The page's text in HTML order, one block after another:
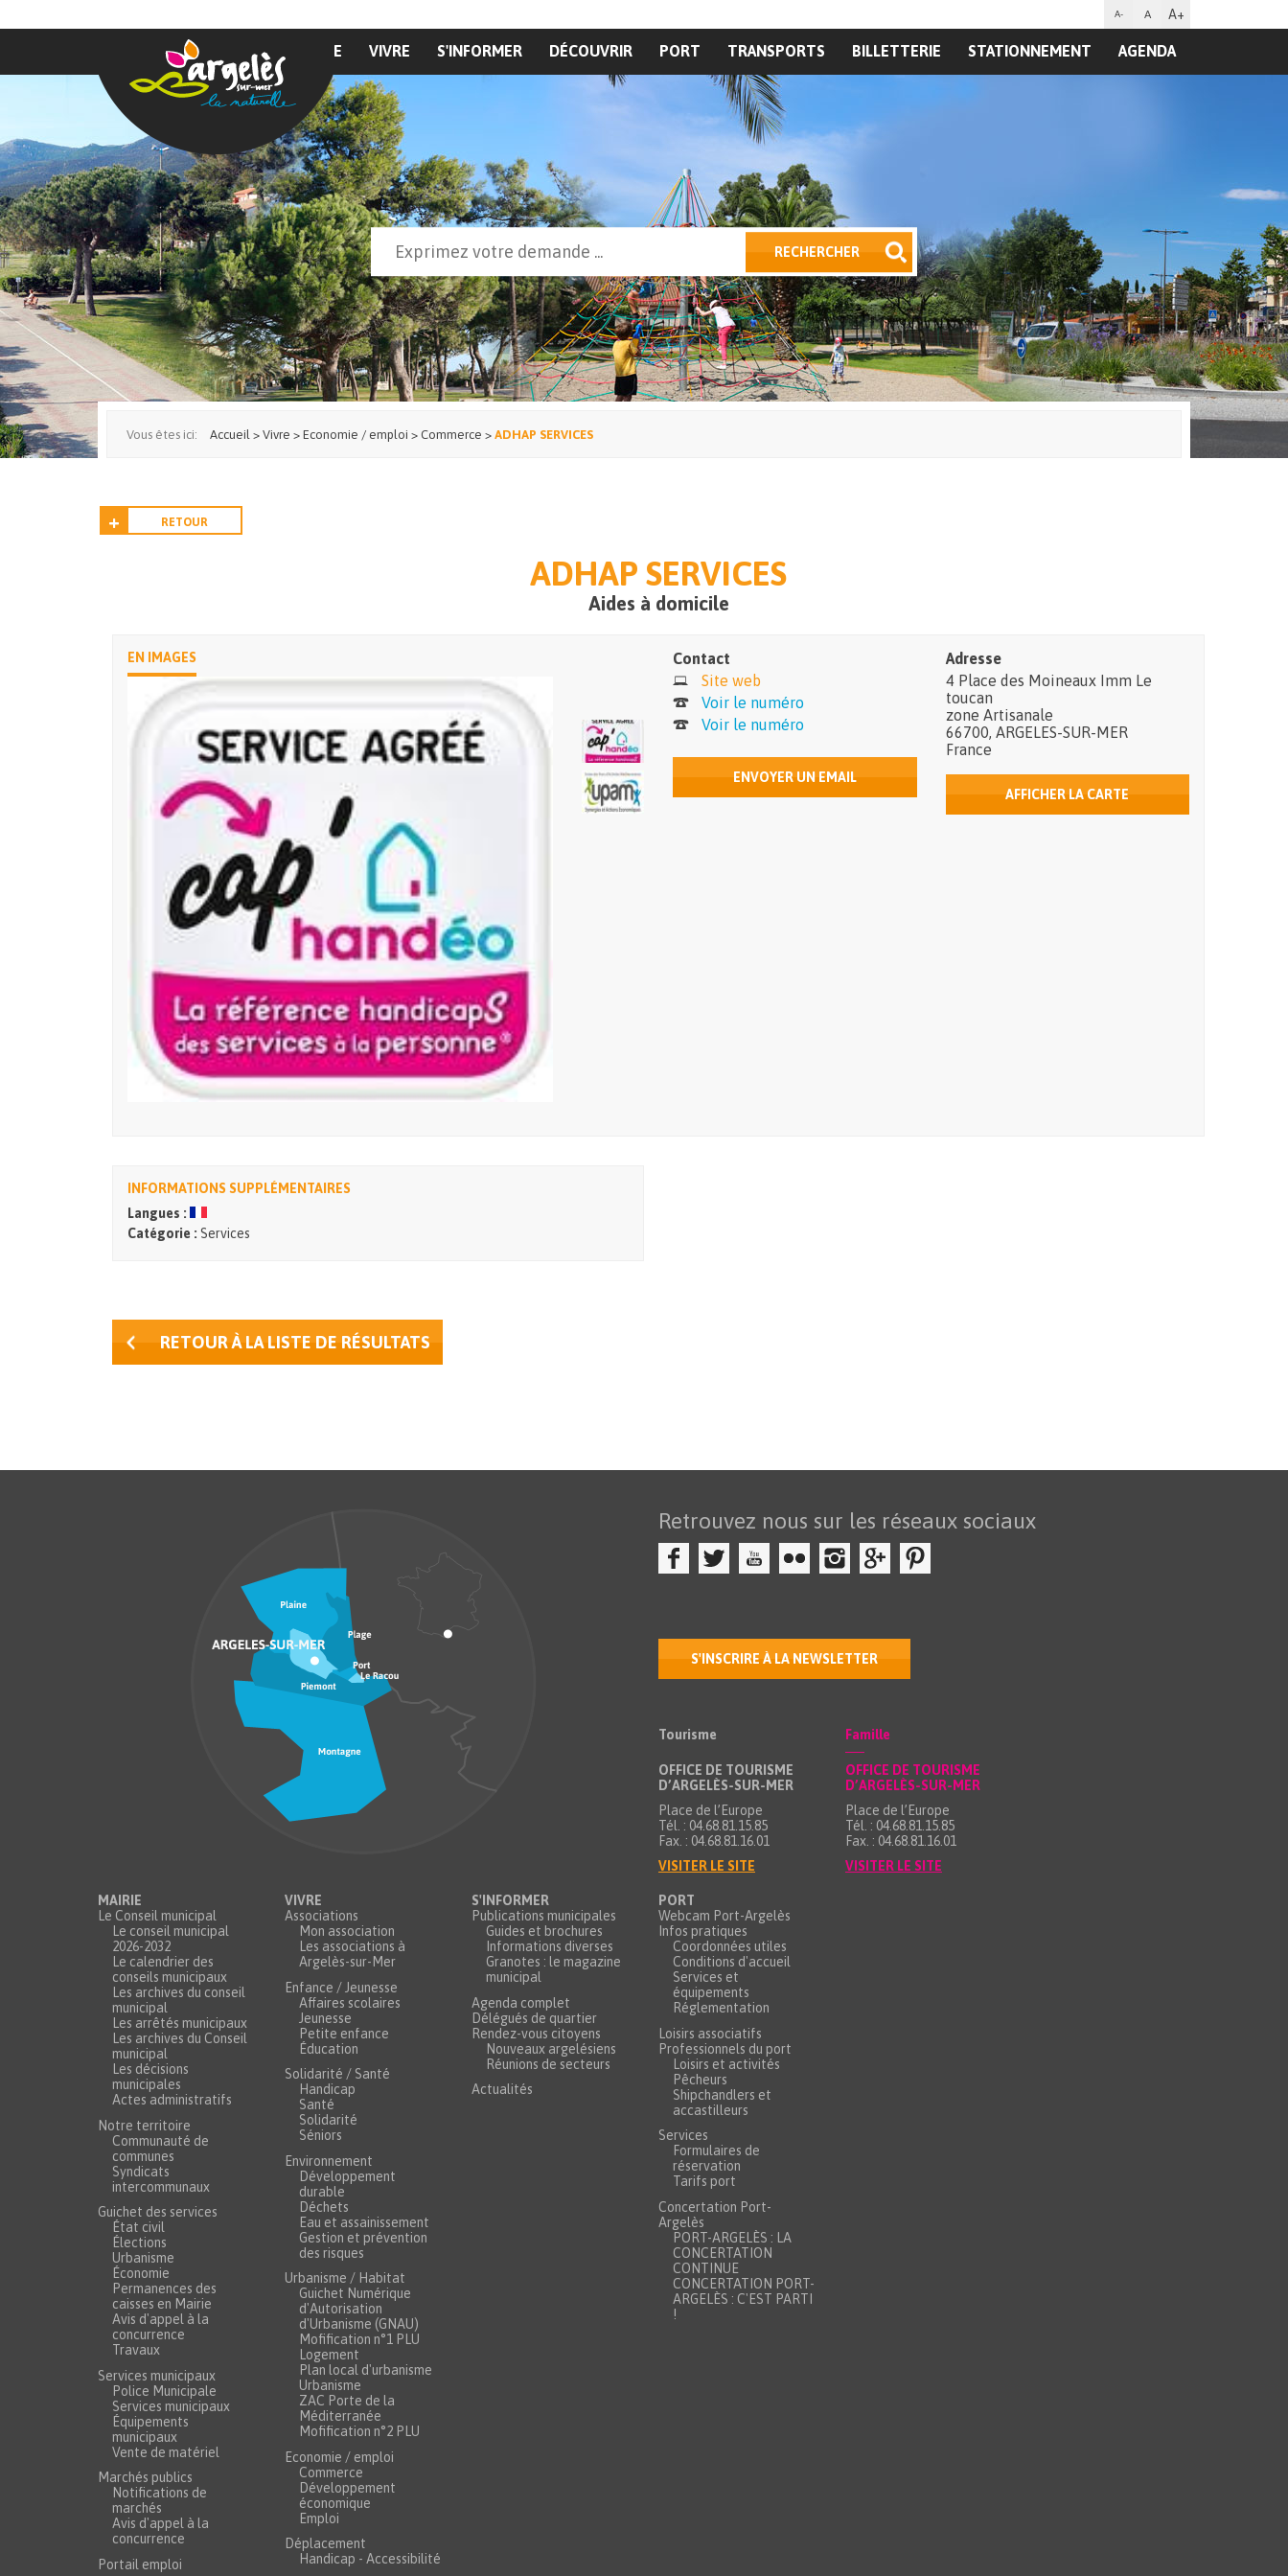
A- A A+
MAIRIE VIVRE S'INFORMER DÉCOUVRIR PORT TRANSPORTS BILLETTERIE STATIONNEMENT AGENDA
Formulaire de recherche RECHERCHER
Vous êtes ici: Accueil > Vivre > Economie / emploi > Commerce > ADHAP SERVICES
RETOUR
ADHAP SERVICES
Aides à domicile
EN IMAGES
Contact
Site web
Voir le numéro
Voir le numéro
ENVOYER UN EMAIL
Adresse
4 Place des Moineaux Imm Le
toucan
zone Artisanale
66700, ARGELES-SUR-MER
France
AFFICHER LA CARTE
INFORMATIONS SUPPLÉMENTAIRES
Langues :
Catégorie : Services
RETOUR À LA LISTE DE RÉSULTATS
Retrouvez nous sur les réseaux sociaux
S'INSCRIRE À LA NEWSLETTER
Tourisme
OFFICE DE TOURISME
D’ARGELÈS-SUR-MER
Place de l’Europe
Tél. : 04.68.81.15.85
Fax. : 04.68.81.16.01
VISITER LE SITE
Famille
OFFICE DE TOURISME
D’ARGELÈS-SUR-MER
Place de l’Europe
Tél. : 04.68.81.15.85
Fax. : 04.68.81.16.01
VISITER LE SITE
MAIRIE
Le Conseil municipal
Le conseil municipal
2026-2032
Le calendrier des
conseils municipaux
Les archives du conseil
municipal
Les arrêtés municipaux
Les archives du Conseil
municipal
Les décisions
municipales
Actes administratifs
Notre territoire
Communauté de
communes
Syndicats
intercommunaux
Guichet des services
État civil
Élections
Urbanisme
Économie
Permanences des
caisses en Mairie
Avis d'appel à la
concurrence
Travaux
Services municipaux
Police Municipale
Services municipaux
Équipements
municipaux
Vente de matériel
Marchés publics
Notifications de
marchés
Avis d'appel à la
concurrence
Portail emploi
VIVRE
Associations
Mon association
Les associations à
Argelès-sur-Mer
Enfance / Jeunesse
Affaires scolaires
Jeunesse
Petite enfance
Éducation
Solidarité / Santé
Handicap
Santé
Solidarité
Séniors
Environnement
Développement
durable
Déchets
Eau et assainissement
Gestion et prévention
des risques
Urbanisme / Habitat
Guichet Numérique
d'Autorisation
d'Urbanisme (GNAU)
Mofification n°1 PLU
Logement
Plan local d'urbanisme
Urbanisme
ZAC Porte de la
Méditerranée
Mofification n°2 PLU
Economie / emploi
Commerce
Développement
économique
Emploi
Déplacement
Handicap - Accessibilité
S'INFORMER
Publications municipales
Guides et brochures
Informations diverses
Granotes : le magazine
municipal
Agenda complet
Délégués de quartier
Rendez-vous citoyens
Nouveaux argelésiens
Réunions de secteurs
Actualités
PORT
Webcam Port-Argelès
Infos pratiques
Coordonnées utiles
Conditions d'accueil
Services et
équipements
Réglementation
Loisirs associatifs
Professionnels du port
Loisirs et activités
Pêcheurs
Shipchandlers et
accastilleurs
Services
Formulaires de
réservation
Tarifs port
Concertation Port-
Argelès
PORT-ARGELÈS : LA
CONCERTATION
CONTINUE
CONCERTATION PORT-
ARGELÈS : C'EST PARTI
!